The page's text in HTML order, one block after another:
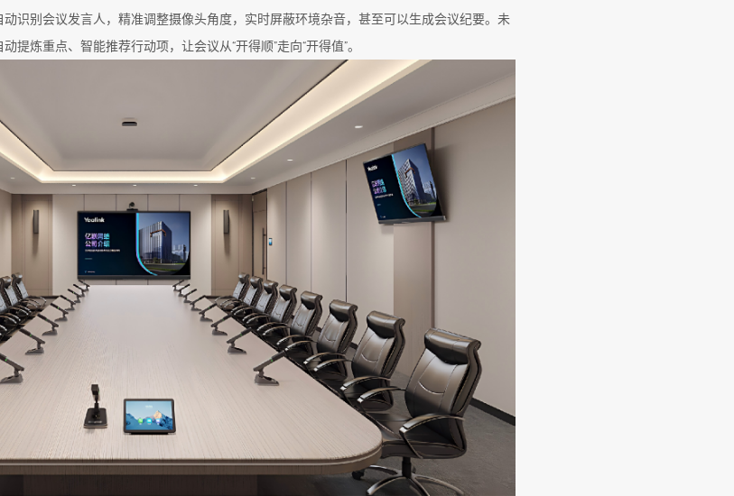
识别会议发言人，精准调整摄像头角度，实时屏蔽环境杂音，甚至可以生成会议纪要。未
炼重点、智能推荐行动项，让会议从“开得顺”走向“开得值”。